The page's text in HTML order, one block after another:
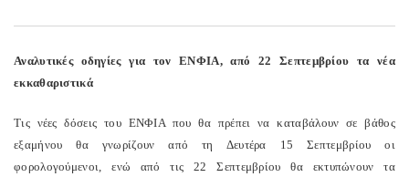
Αναλυτικές οδηγίες για τον ΕΝΦΙΑ, από 22 Σεπτεμβρίου τα νέα
εκκαθαριστικά
Τις νέες δόσεις του ΕΝΦΙΑ που θα πρέπει να καταβάλουν σε βάθος
εξαμήνου θα γνωρίζουν από τη Δευτέρα 15 Σεπτεμβρίου οι
φορολογούμενοι, ενώ από τις 22 Σεπτεμβρίου θα εκτυπώνουν τα